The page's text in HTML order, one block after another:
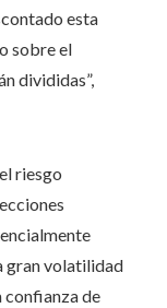
esta
sobre el
divididas”,
riesgo
gran volatilidad
confianza de